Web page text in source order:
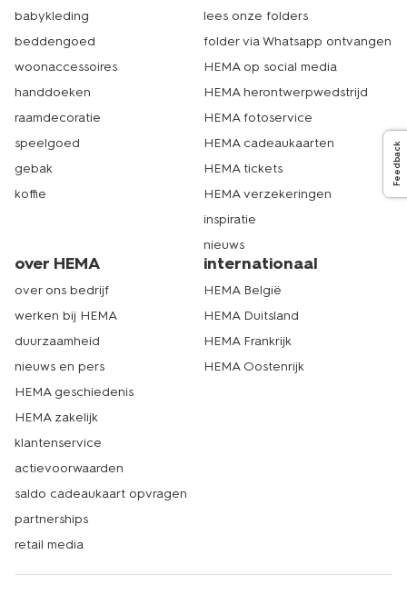
babykleding
beddengoed
woonaccessoires
handdoeken
raamdecoratie
speelgoed
gebak
koffie
lees onze folders
folder via Whatsapp ontvangen
HEMA op social media
HEMA herontwerpwedstrijd
HEMA fotoservice
HEMA cadeaukaarten
HEMA tickets
HEMA verzekeringen
inspiratie
nieuws
over HEMA
over ons bedrijf
werken bij HEMA
duurzaamheid
nieuws en pers
HEMA geschiedenis
HEMA zakelijk
klantenservice
actievoorwaarden
saldo cadeaukaart opvragen
partnerships
retail media
internationaal
HEMA België
HEMA Duitsland
HEMA Frankrijk
HEMA Oostenrijk
Feedback